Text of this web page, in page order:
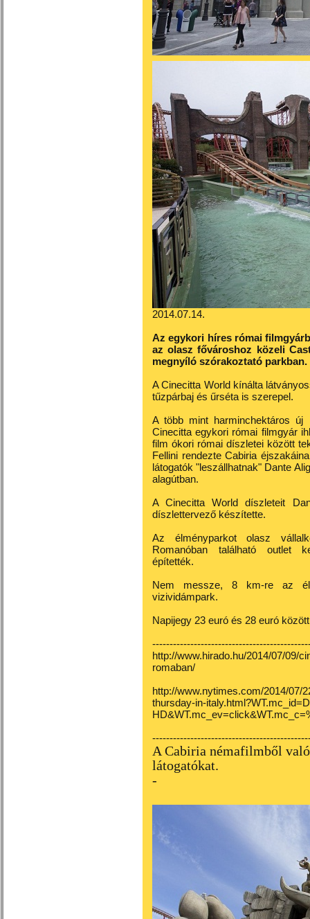
2014.07.14.
Az egykori híres római
az olasz fővároshoz közeli
megnyíló szórakoztató parkban.
A Cinecitta World kínálta
tűzpárbaj és űrséta is szerepel.
A több mint harminchektáros új
Cinecitta egykori római filmgyár
film ókori római díszletei között
Fellini rendezte Cabiria
látogatók "leszállhatnak" Dante
alagútban.
A Cinecitta World díszleteit
díszlettervező készítette.
Az élményparkot olasz
Romanóban található outlet
építették.
Nem messze, 8 km-re az
vizividámpark.
Napijegy 23 euró és 28 euró
http://www.hirado.hu/2014/07/09/
romaban/
http://www.nytimes.com/2014/07/
thursday-in-
A Cabiria némafilmből
látogatókat.
-